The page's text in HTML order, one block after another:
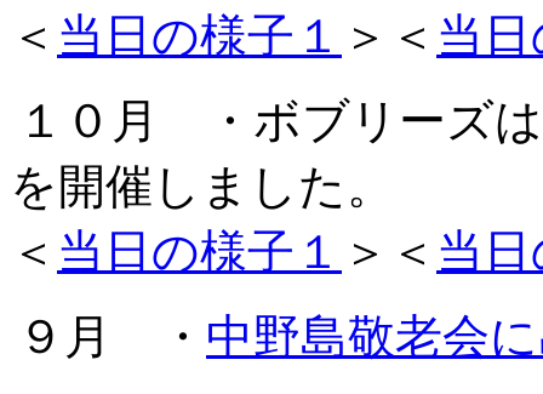
＜ 当日の様子１ ＞＜ 当
１０月 ・ボブリーズ
を開催しました。
＜ 当日の様子１ ＞＜ 当
９月 ・ 中野島敬老会